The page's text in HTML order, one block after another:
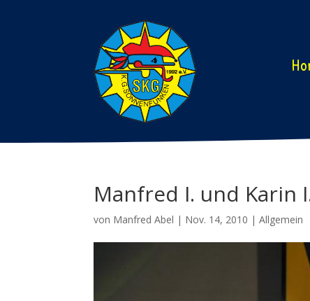
Manfred I. und Karin
von Manfred Abel | Nov. 14, 2010 |Allgemein